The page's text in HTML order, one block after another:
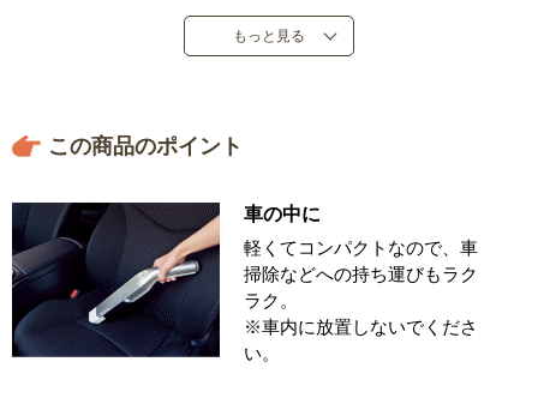
●コード長：ＡＣアダプター＝約１．８ｍ
●中国製
もっと見る
この商品のポイント
車の中に
軽くてコンパクトなので、車
掃除などへの持ち運びもラク
ラク。
※車内に放置しないでくださ
い。